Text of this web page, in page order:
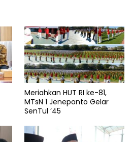
Meriahkan HUT RI ke-81,
MTsN 1 Jeneponto Gelar
SenTul ’45